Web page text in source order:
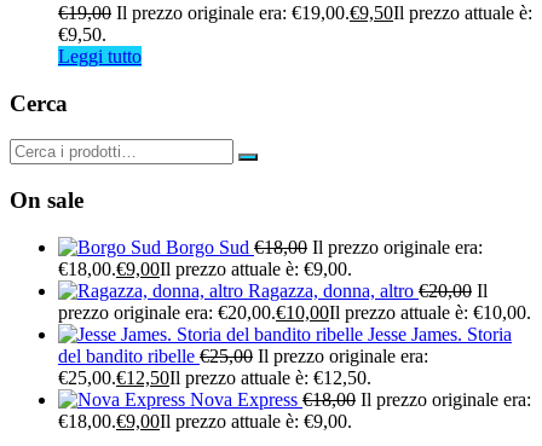
€19,00 Il prezzo originale era: €19,00.€9,50Il prezzo attuale è:
€9,50.
Leggi tutto
Cerca
On sale
Borgo Sud €18,00 Il prezzo originale era:
€18,00.€9,00Il prezzo attuale è: €9,00.
Ragazza, donna, altro €20,00 Il
prezzo originale era: €20,00.€10,00Il prezzo attuale è: €10,00.
Jesse James. Storia
del bandito ribelle €25,00 Il prezzo originale era:
€25,00.€12,50Il prezzo attuale è: €12,50.
Nova Express €18,00 Il prezzo originale era:
€18,00.€9,00Il prezzo attuale è: €9,00.